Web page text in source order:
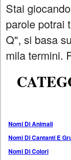
Stai
parole potrai
Q", si basa
mila termini.
Nomi Di Animali
Nomi Di Cantanti E
Nomi Di Colori